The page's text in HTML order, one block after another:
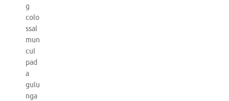
g
colo
ssal
mun
cul
pad
a
gulu
nga